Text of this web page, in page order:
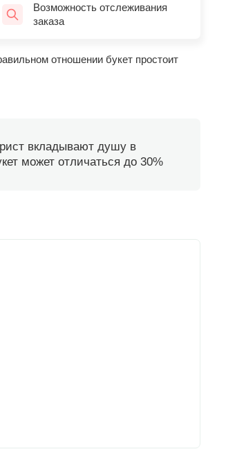
Возможность отслеживания
заказа
отношении букет простоит
вкладывают душу в
может отличаться до 30%